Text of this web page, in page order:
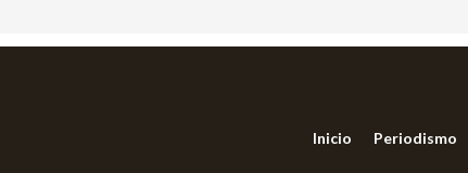
Inicio Periodismo